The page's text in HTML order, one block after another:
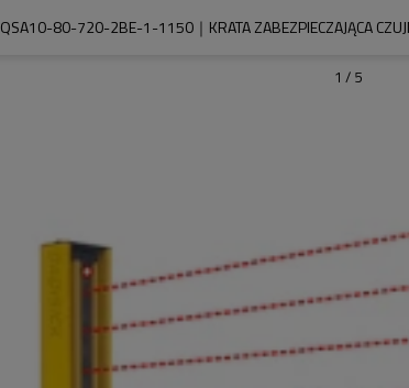
QSA10-80-720-2BE-1-1150｜KRATA ZABEZPIECZAJĄCA
1 / 5